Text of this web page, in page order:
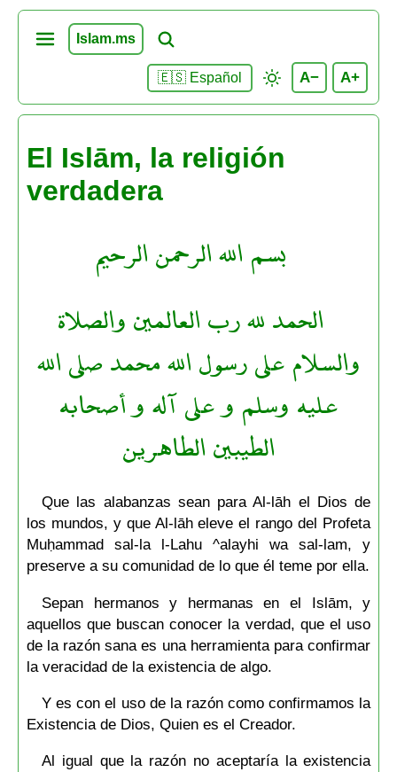
Islam.ms
🇪🇸 Español A− A+
El Islām, la religión
verdadera
بسم الله الرحمن الرحيم
الحمد لله رب العالمين والصلاة
والسلام على رسول الله محمد صلى الله
عليه وسلم و على آله و أصحابه
الطيبين الطاهرين
Que las alabanzas sean para Al-lāh el Dios de
los mundos, y que Al-lāh eleve el rango del Profeta
Muḥammad sal-la l-Lahu ^alayhi wa sal-lam, y
preserve a su comunidad de lo que él teme por ella.
Sepan hermanos y hermanas en el Islām, y
aquellos que buscan conocer la verdad, que el uso
de la razón sana es una herramienta para confirmar
la veracidad de la existencia de algo.
Y es con el uso de la razón como confirmamos la
Existencia de Dios, Quien es el Creador.
Al igual que la razón no aceptaría la existencia